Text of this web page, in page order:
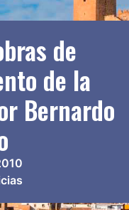
de
de la
Bernardo